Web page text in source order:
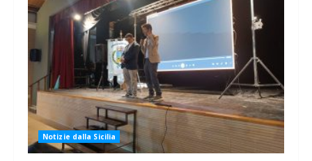
Notizie dalla Sicilia